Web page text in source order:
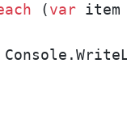
(var item